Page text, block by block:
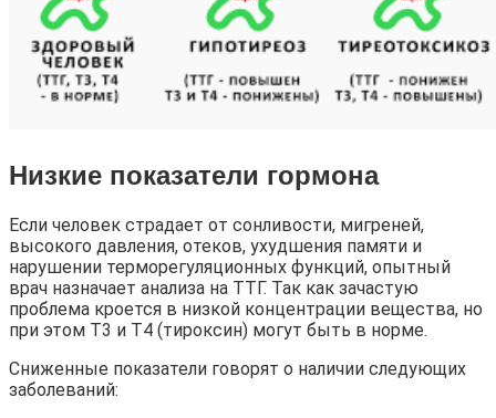
Низкие показатели гормона
Если человек страдает от сонливости, мигреней,
высокого давления, отеков, ухудшения памяти и
нарушении терморегуляционных функций, опытный
врач назначает анализа на ТТГ. Так как зачастую
проблема кроется в низкой концентрации вещества, но
при этом Т3 и Т4 (тироксин) могут быть в норме.
Сниженные показатели говорят о наличии следующих
заболеваний: